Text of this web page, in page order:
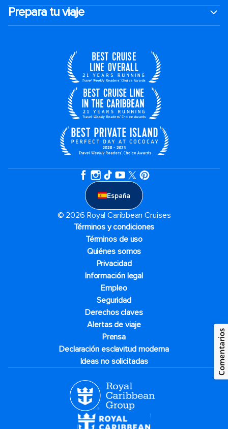
Prepara tu viaje
España
© 2026 Royal Caribbean Cruises
Términos y condiciones
Términos de uso
Quiénes somos
Privacidad
Información legal
Empleo
Seguridad
Derechos claves
Alertas de viaje
Prensa
Declaración esclavitud moderna
Ideas no solicitadas
Comentarios